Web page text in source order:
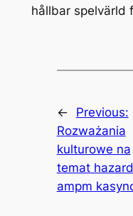
hållbar spelvärld
←
Previous:
Rozważania
kulturowe na
temat
ampm